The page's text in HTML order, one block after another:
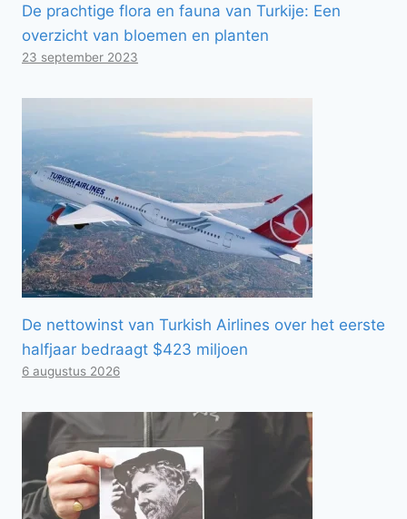
De prachtige flora en fauna van Turkije: Een
overzicht van bloemen en planten
23 september 2023
De nettowinst van Turkish Airlines over het eerste
halfjaar bedraagt ​​$423 miljoen
6 augustus 2026